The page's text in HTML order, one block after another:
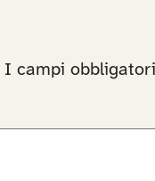
I campi